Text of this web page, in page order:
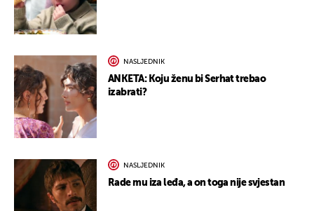
NASLJEDNIK
ANKETA: Koju ženu bi Serhat trebao
izabrati?
NASLJEDNIK
Rade mu iza leđa, a on toga nije svjestan